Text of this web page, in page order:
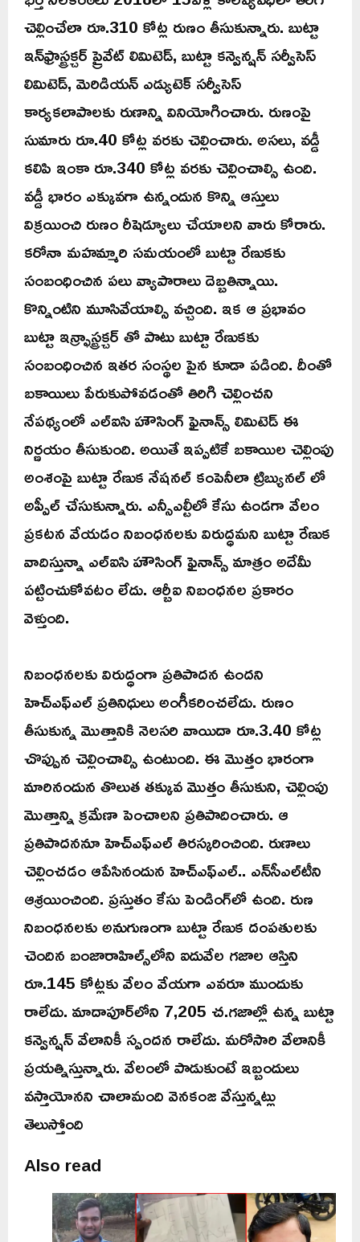
చెల్లించేలా రూ.310 కోట్ల రుణం తీసుకున్నారు. బుట్టా
ఇన్‌ఫ్రాస్ట్రక్చర్‌ ప్రైవేట్‌ లిమిటెడ్, బుట్టా కన్వెన్షన్‌ సర్వీసెస్‌
లిమిటెడ్, మెరిడియన్‌ ఎడ్యుటెక్‌ సర్వీసెస్‌
కార్యకలాపాలకు రుణాన్ని వినియోగించారు. రుణంపై
సుమారు రూ.40 కోట్ల వరకు చెల్లించారు. అసలు, వడ్డీ
కలిపి ఇంకా రూ.340 కోట్ల వరకు చెల్లించాల్సి ఉంది.
వడ్డీ భారం ఎక్కువగా ఉన్నందున కొన్ని ఆస్తులు
విక్రయించి రుణం రీషెడ్యూలు చేయాలని వారు కోరారు.
కరోనా మహమ్మారి సమయంలో బుట్టా రేణుకకు
సంబంధించిన పలు వ్యాపారాలు దెబ్బతిన్నాయి.
కొన్నింటిని మూసివేయాల్సి వచ్చింది. ఇక ఆ ప్రభావం
బుట్టా ఇన్ఫ్రాస్ట్రక్చర్ తో పాటు బుట్టా రేణుకకు
సంబంధించిన ఇతర సంస్థల పైన కూడా పడింది. దీంతో
బకాయిలు పేరుకుపోవడంతో తిరిగి చెల్లించని
నేపథ్యంలో ఎల్ఐసి హౌసింగ్ ఫైనాన్స్ లిమిటెడ్ ఈ
నిర్ణయం తీసుకుంది. అయితే ఇప్పటికే బకాయిల చెల్లింపు
అంశంపై బుట్టా రేణుక నేషనల్ కంపెనీలా ట్రిబ్యునల్ లో
అప్పీల్ చేసుకున్నారు. ఎన్సీఎల్టీలో కేసు ఉండగా వేలం
ప్రకటన వేయడం నిబంధనలకు విరుద్ధమని బుట్టా రేణుక
వాదిస్తున్నా ఎల్ఐసి హౌసింగ్ ఫైనాన్స్ మాత్రం అదేమీ
పట్టించుకోవటం లేదు. ఆర్బీఐ నిబంధనల ప్రకారం
వెళ్తుంది.
నిబంధనలకు విరుద్ధంగా ప్రతిపాదన ఉందని
హెచ్‌ఎఫ్‌ఎల్‌ ప్రతినిధులు అంగీకరించలేదు. రుణం
తీసుకున్న మొత్తానికి నెలసరి వాయిదా రూ.3.40 కోట్ల
చొప్పున చెల్లించాల్సి ఉంటుంది. ఈ మొత్తం భారంగా
మారినందున తొలుత తక్కువ మొత్తం తీసుకుని, చెల్లింపు
మొత్తాన్ని క్రమేణా పెంచాలని ప్రతిపాదించారు. ఆ
ప్రతిపాదననూ హెచ్‌ఎఫ్‌ఎల్‌ తిరస్కరించింది. రుణాలు
చెల్లించడం ఆపేసినందున హెచ్‌ఎఫ్‌ఎల్‌.. ఎన్‌సీఎల్‌టీని
ఆశ్రయించింది. ప్రస్తుతం కేసు పెండింగ్‌లో ఉంది. రుణ
నిబంధనలకు అనుగుణంగా బుట్టా రేణుక దంపతులకు
చెందిన బంజారాహిల్స్‌లోని ఐదువేల గజాల ఆస్తిని
రూ.145 కోట్లకు వేలం వేయగా ఎవరూ ముందుకు
రాలేదు. మాదాపూర్‌లోని 7,205 చ.గజాల్లో ఉన్న బుట్టా
కన్వెన్షన్‌ వేలానికీ స్పందన రాలేదు. మరోసారి వేలానికీ
ప్రయత్నిస్తున్నారు. వేలంలో పాడుకుంటే ఇబ్బందులు
వస్తాయోనని చాలామంది వెనకంజ వేస్తున్నట్లు
తెలుస్తోంది
Also read